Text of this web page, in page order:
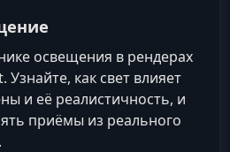
освещения в рендерах
Узнайте, как свет влияет
и её реалистичность, и
приёмы из реального